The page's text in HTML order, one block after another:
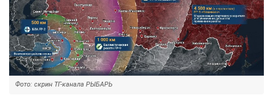
Фото: скрин ТГ-канала РЫБАРЬ